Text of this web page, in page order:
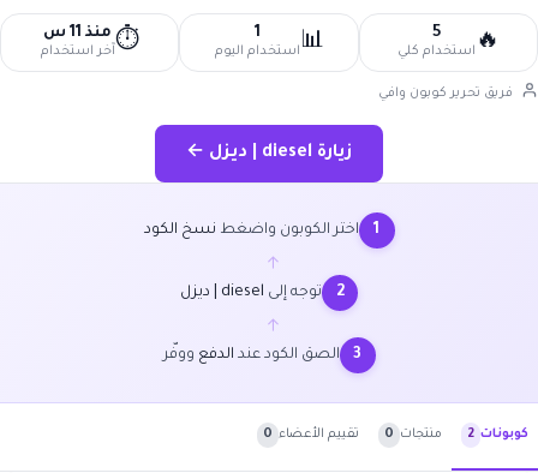
🔥
5
استخدام كلي 📊
1
استخدام اليوم ⏱️ منذ 11 س
آخر استخدام
فريق تحرير كوبون وافي
زيارة diesel | ديزل ←
1 اختر الكوبون واضغط نسخ الكود
←
2 توجه إلى diesel | ديزل
←
3 الصق الكود عند الدفع ووفّر
كوبونات 2 منتجات 0 تقييم الأعضاء 0